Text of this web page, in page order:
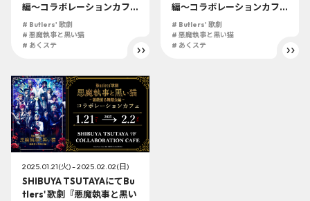
編～コラボレーションカフ
ェ アフターステージ上映会
の開催が決定！
# Butlers' 歌劇
# 悪魔執事と黒い猫
# あくステ
編～コラボレーションカフ
ェ内にて上映会の開催が決
定！
# Butlers' 歌劇
# 悪魔執事と黒い猫
# あくステ
2025.01.21(火) - 2025.02.02(日)
SHIBUYA TSUTAYAにてBu
tlers' 歌劇『悪魔執事と黒い